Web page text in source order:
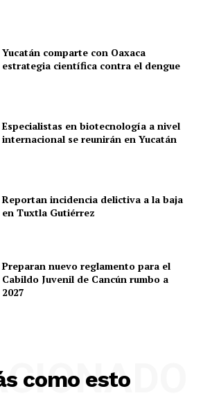
Yucatán comparte con Oaxaca
estrategia científica contra el dengue
Especialistas en biotecnología a nivel
internacional se reunirán en Yucatán
Reportan incidencia delictiva a la baja
en Tuxtla Gutiérrez
Preparan nuevo reglamento para el
Cabildo Juvenil de Cancún rumbo a
2027
como esto